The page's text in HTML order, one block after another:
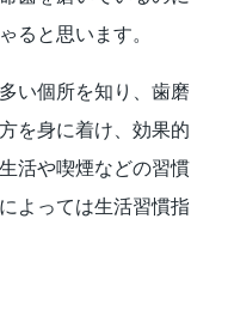
ると思います。
い個所を知り、歯磨
を身に着け、効果的
活や喫煙などの習慣
よっては生活習慣指